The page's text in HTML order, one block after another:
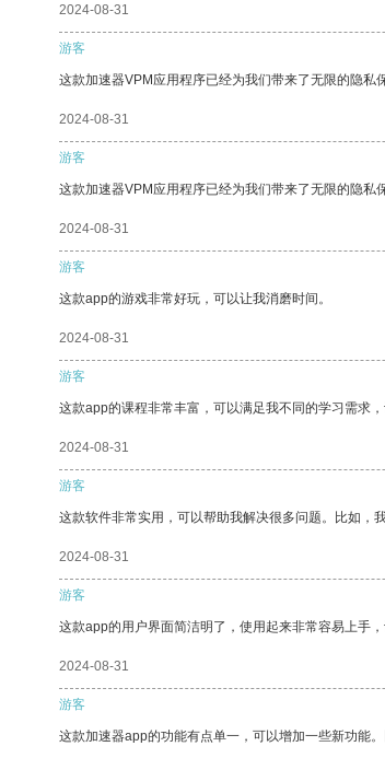
2024-08-31
游客
这款加速器VPM应用程序已经为我们带来了无限的隐私
2024-08-31
游客
这款加速器VPM应用程序已经为我们带来了无限的隐私
2024-08-31
游客
这款app的游戏非常好玩，可以让我消磨时间。
2024-08-31
游客
这款app的课程非常丰富，可以满足我不同的学习需求
2024-08-31
游客
这款软件非常实用，可以帮助我解决很多问题。比如，
2024-08-31
游客
这款app的用户界面简洁明了，使用起来非常容易上手
2024-08-31
游客
这款加速器app的功能有点单一，可以增加一些新功能